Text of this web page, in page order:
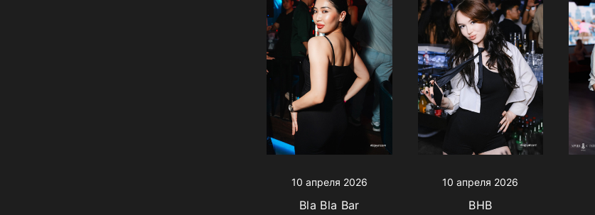
10 апреля 2026
Bla Bla Bar
10 апреля 2026
BHB